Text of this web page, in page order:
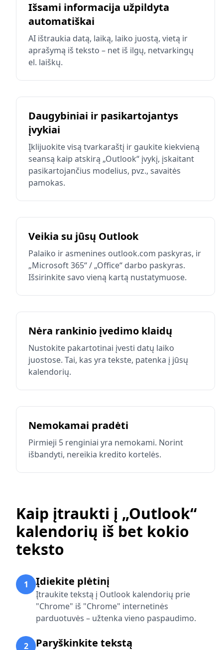
Išsami informacija užpildyta
automatiškai
AI ištraukia datą, laiką, laiko juostą, vietą ir
aprašymą iš teksto – net iš ilgų, netvarkingų
el. laiškų.
Daugybiniai ir pasikartojantys
įvykiai
Įklijuokite visą tvarkaraštį ir gaukite kiekvieną
seansą kaip atskirą „Outlook“ įvykį, įskaitant
pasikartojančius modelius, pvz., savaitės
pamokas.
Veikia su jūsų Outlook
Palaiko ir asmenines outlook.com paskyras, ir
„Microsoft 365“ / „Office“ darbo paskyras.
Išsirinkite savo vieną kartą nustatymuose.
Nėra rankinio įvedimo klaidų
Nustokite pakartotinai įvesti datų laiko
juostose. Tai, kas yra tekste, patenka į jūsų
kalendorių.
Nemokamai pradėti
Pirmieji 5 renginiai yra nemokami. Norint
išbandyti, nereikia kredito kortelės.
Kaip įtraukti į „Outlook“
kalendorių iš bet kokio
teksto
1 Įdiekite plėtinį
Įtraukite tekstą į Outlook kalendorių prie
"Chrome" iš "Chrome" internetinės
parduotuvės – užtenka vieno paspaudimo.
2 Paryškinkite tekstą